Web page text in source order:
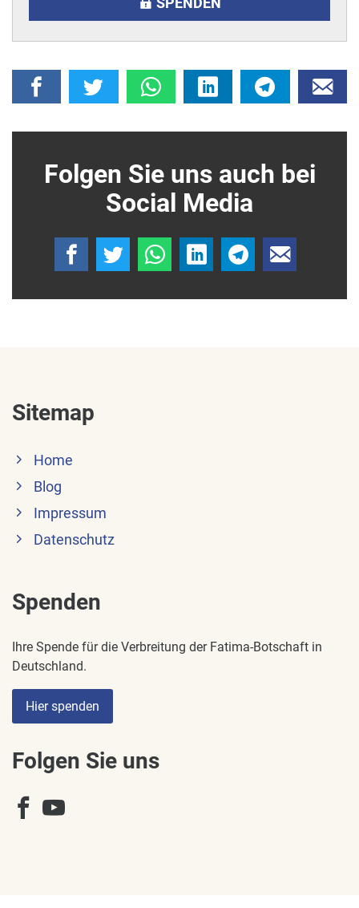
Folgen Sie uns auch bei
Social Media
Sitemap
Home
Blog
Impressum
Datenschutz
Spenden
Ihre Spende für die Verbreitung der Fatima-Botschaft in
Deutschland.
Hier spenden
Folgen Sie uns